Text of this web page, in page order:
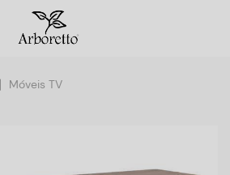
Móveis TV